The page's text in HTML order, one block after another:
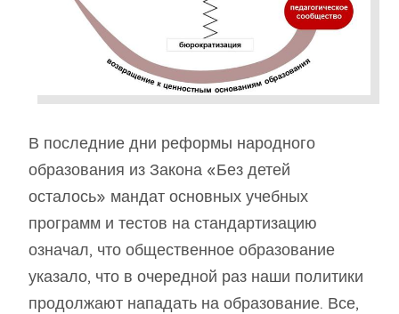
В последние дни реформы народного
образования из Закона «Без детей
осталось» мандат основных учебных
программ и тестов на стандартизацию
означал, что общественное образование
указало, что в очередной раз наши политики
продолжают нападать на образование. Все,